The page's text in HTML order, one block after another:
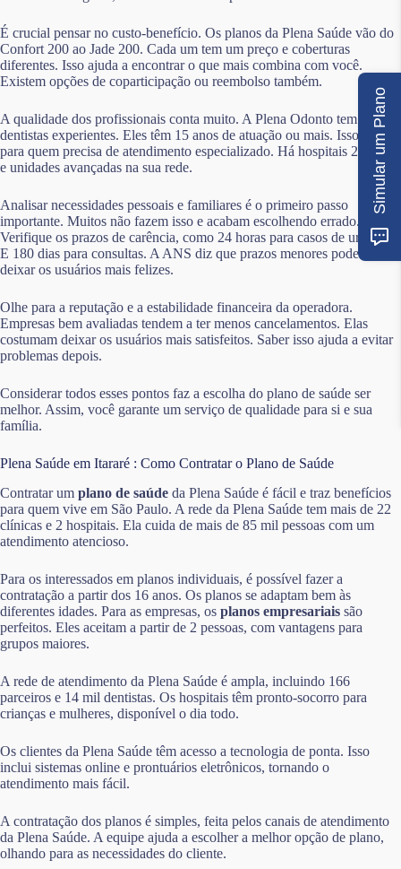
É crucial pensar no custo-benefício. Os planos da Plena Saúde vão do
Confort 200 ao Jade 200. Cada um tem um preço e coberturas
diferentes. Isso ajuda a encontrar o que mais combina com você.
Existem opções de coparticipação ou reembolso também.
A qualidade dos profissionais conta muito. A Plena Odonto tem
dentistas experientes. Eles têm 15 anos de atuação ou mais. Isso é bom
para quem precisa de atendimento especializado. Há hospitais 24 horas
e unidades avançadas na sua rede.
Analisar necessidades pessoais e familiares é o primeiro passo
importante. Muitos não fazem isso e acabam escolhendo errado.
Verifique os prazos de carência, como 24 horas para casos de urgência.
E 180 dias para consultas. A ANS diz que prazos menores podem
deixar os usuários mais felizes.
Olhe para a reputação e a estabilidade financeira da operadora.
Empresas bem avaliadas tendem a ter menos cancelamentos. Elas
costumam deixar os usuários mais satisfeitos. Saber isso ajuda a evitar
problemas depois.
Considerar todos esses pontos faz a escolha do plano de saúde ser
melhor. Assim, você garante um serviço de qualidade para si e sua
família.
Plena Saúde em Itararé : Como Contratar o Plano de Saúde
Contratar um plano de saúde da Plena Saúde é fácil e traz benefícios
para quem vive em São Paulo. A rede da Plena Saúde tem mais de 22
clínicas e 2 hospitais. Ela cuida de mais de 85 mil pessoas com um
atendimento atencioso.
Para os interessados em planos individuais, é possível fazer a
contratação a partir dos 16 anos. Os planos se adaptam bem às
diferentes idades. Para as empresas, os planos empresariais são
perfeitos. Eles aceitam a partir de 2 pessoas, com vantagens para
grupos maiores.
A rede de atendimento da Plena Saúde é ampla, incluindo 166
parceiros e 14 mil dentistas. Os hospitais têm pronto-socorro para
crianças e mulheres, disponível o dia todo.
Os clientes da Plena Saúde têm acesso a tecnologia de ponta. Isso
inclui sistemas online e prontuários eletrônicos, tornando o
atendimento mais fácil.
A contratação dos planos é simples, feita pelos canais de atendimento
da Plena Saúde. A equipe ajuda a escolher a melhor opção de plano,
olhando para as necessidades do cliente.
Simular um Plano